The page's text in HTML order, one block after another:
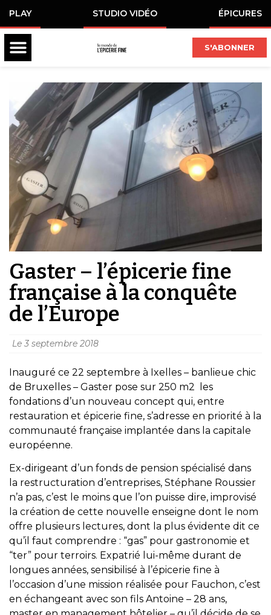
PLAY STUDIO VIDÉO ÉPICURES
S'ABONNER
Gaster – l’épicerie fine
française à la conquête
de l’Europe
Le 3 septembre 2018
Inauguré ce 22 septembre à Ixelles – banlieue chic
de Bruxelles – Gaster pose sur 250 m2 les
fondations d’un nouveau concept qui, entre
restauration et épicerie fine, s’adresse en priorité à la
communauté française implantée dans la capitale
européenne.
Ex-dirigeant d’un fonds de pension spécialisé dans
la restructuration d’entreprises, Stéphane Roussier
n’a pas, c’est le moins que l’on puisse dire, improvisé
la création de cette nouvelle enseigne dont le nom
offre plusieurs lectures, dont la plus évidente dit ce
qu’il faut comprendre : “gas” pour gastronomie et
“ter” pour terroirs. Expatrié lui-même durant de
longues années, sensibilisé à l’épicerie fine à
l’occasion d’une mission réalisée pour Fauchon, c’est
en échangeant avec son fils Antoine – 28 ans,